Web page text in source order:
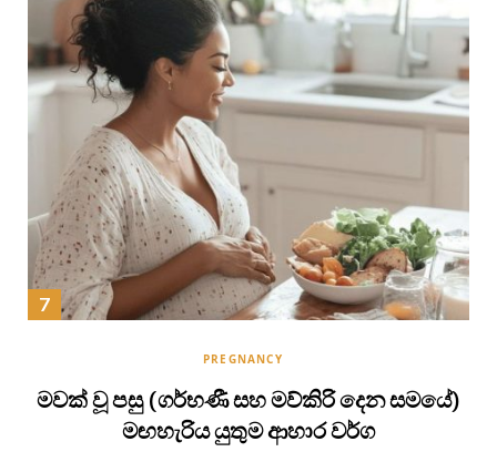
PREGNANCY
මවක් වූ පසු (ගර්භණී සහ මව්කිරි දෙන සමයේ)
මඟහැරිය යුතුම ආහාර වර්ග